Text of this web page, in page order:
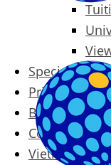
Special Offers
Prices
Blog
Contact
Vietnamese